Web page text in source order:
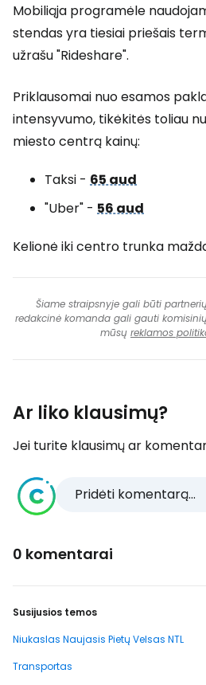
Mobiliąja programėle
stendas yra tiesiai priešais
užrašu "Rideshare".
Priklausomai nuo esamos
intensyvumo, tikėkitės toliau
miesto centrą kainų:
Taksi - 65 aud
"Uber" - 56 aud
Kelionė iki centro trunka
Šiame straipsnyje gali būti
redakcinė komanda gali gauti
mūsų reklamos
Ar liko klausimų?
Jei turite klausimų ar
Pridėti komentarą...
0 komentarai
Susijusios temos
Niukaslas Naujasis Pietų Velsas NTL
Transportas